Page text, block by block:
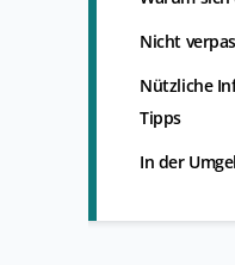
Nicht
Nützliche
Tipps
In der